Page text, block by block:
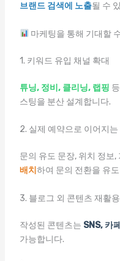
브랜드 검색에 노출될 수
마케팅을 통해 기대할
1. 키워드 유입 채널 확대
튜닝, 정비, 클리닝, 랩핑
스팅을 분산 설계합니다.
2. 실제 예약으로 이어지는
문의 유도 문장, 위치 정보,
배치 하여 문의 전환을 유
3. 블로그 외 콘텐츠 재활
작성된 콘텐츠는 SNS, 카
가능합니다.